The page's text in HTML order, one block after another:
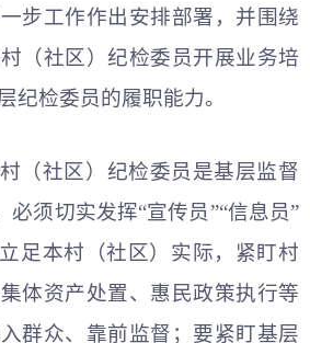
步工作作出安排部署，并围绕
（社区）纪检委员开展业务培
纪检委员的履职能力。
（社区）纪检委员是基层监督
必须切实发挥“宣传员”“信息员”
足本村（社区）实际，紧盯村
体资产处置、惠民政策执行等
群众、靠前监督；要紧盯基层